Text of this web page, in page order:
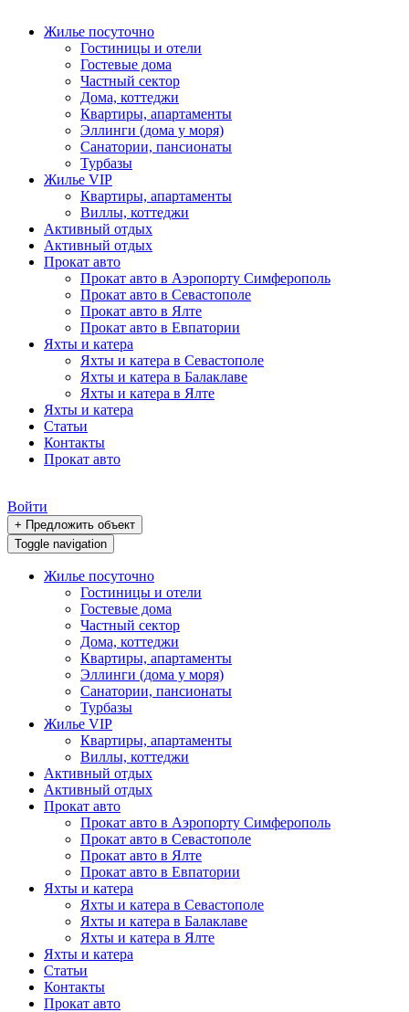
Жилье посуточно
Гостиницы и отели
Гостевые дома
Частный сектор
Дома, коттеджи
Квартиры, апартаменты
Эллинги (дома у моря)
Санатории, пансионаты
Турбазы
Жилье VIP
Квартиры, апартаменты
Виллы, коттеджи
Активный отдых
Активный отдых
Прокат авто
Прокат авто в Аэропорту Симферополь
Прокат авто в Севастополе
Прокат авто в Ялте
Прокат авто в Евпатории
Яхты и катера
Яхты и катера в Севастополе
Яхты и катера в Балаклаве
Яхты и катера в Ялте
Яхты и катера
Статьи
Контакты
Прокат авто
Войти
+ Предложить объект
Toggle navigation
Жилье посуточно
Гостиницы и отели
Гостевые дома
Частный сектор
Дома, коттеджи
Квартиры, апартаменты
Эллинги (дома у моря)
Санатории, пансионаты
Турбазы
Жилье VIP
Квартиры, апартаменты
Виллы, коттеджи
Активный отдых
Активный отдых
Прокат авто
Прокат авто в Аэропорту Симферополь
Прокат авто в Севастополе
Прокат авто в Ялте
Прокат авто в Евпатории
Яхты и катера
Яхты и катера в Севастополе
Яхты и катера в Балаклаве
Яхты и катера в Ялте
Яхты и катера
Статьи
Контакты
Прокат авто